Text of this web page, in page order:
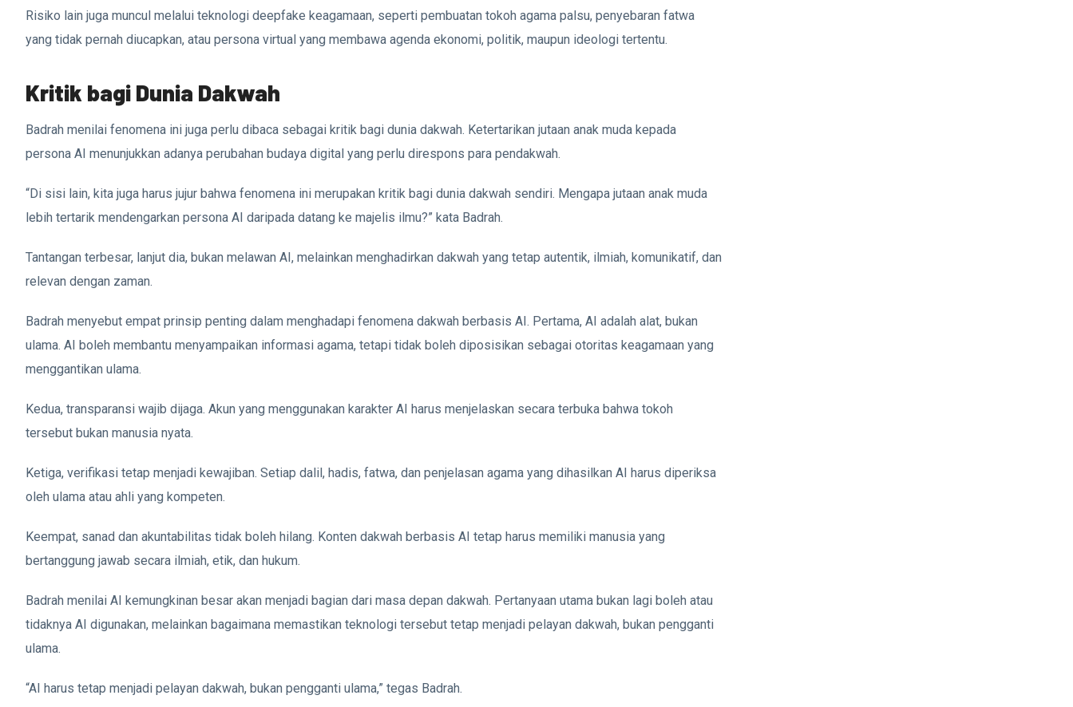
Risiko lain juga muncul melalui teknologi deepfake keagamaan, seperti pembuatan tokoh agama palsu, penyebaran fatwa
yang tidak pernah diucapkan, atau persona virtual yang membawa agenda ekonomi, politik, maupun ideologi tertentu.
Kritik bagi Dunia Dakwah
Badrah menilai fenomena ini juga perlu dibaca sebagai kritik bagi dunia dakwah. Ketertarikan jutaan anak muda kepada
persona AI menunjukkan adanya perubahan budaya digital yang perlu direspons para pendakwah.
“Di sisi lain, kita juga harus jujur bahwa fenomena ini merupakan kritik bagi dunia dakwah sendiri. Mengapa jutaan anak muda
lebih tertarik mendengarkan persona AI daripada datang ke majelis ilmu?” kata Badrah.
Tantangan terbesar, lanjut dia, bukan melawan AI, melainkan menghadirkan dakwah yang tetap autentik, ilmiah, komunikatif, dan
relevan dengan zaman.
Badrah menyebut empat prinsip penting dalam menghadapi fenomena dakwah berbasis AI. Pertama, AI adalah alat, bukan
ulama. AI boleh membantu menyampaikan informasi agama, tetapi tidak boleh diposisikan sebagai otoritas keagamaan yang
menggantikan ulama.
Kedua, transparansi wajib dijaga. Akun yang menggunakan karakter AI harus menjelaskan secara terbuka bahwa tokoh
tersebut bukan manusia nyata.
Ketiga, verifikasi tetap menjadi kewajiban. Setiap dalil, hadis, fatwa, dan penjelasan agama yang dihasilkan AI harus diperiksa
oleh ulama atau ahli yang kompeten.
Keempat, sanad dan akuntabilitas tidak boleh hilang. Konten dakwah berbasis AI tetap harus memiliki manusia yang
bertanggung jawab secara ilmiah, etik, dan hukum.
Badrah menilai AI kemungkinan besar akan menjadi bagian dari masa depan dakwah. Pertanyaan utama bukan lagi boleh atau
tidaknya AI digunakan, melainkan bagaimana memastikan teknologi tersebut tetap menjadi pelayan dakwah, bukan pengganti
ulama.
“AI harus tetap menjadi pelayan dakwah, bukan pengganti ulama,” tegas Badrah.